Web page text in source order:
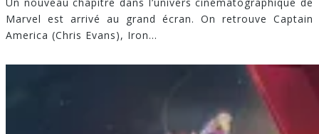
Marvel est arrivé au grand écran. On retrouve Captain
America (Chris Evans), Iron...